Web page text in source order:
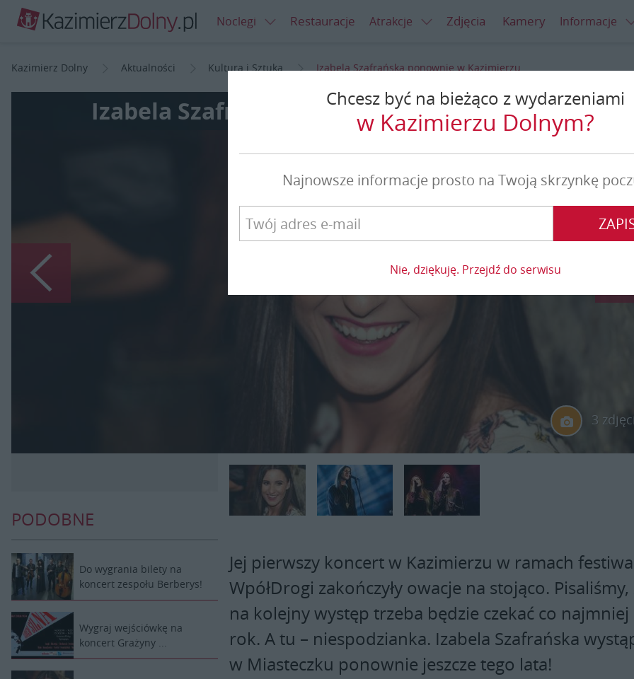
Noclegi Restauracje Atrakcje Zdjęcia Kamery Informacje
Kazimierz Dolny Aktualności Kultura i Sztuka Izabela Szafrańska ponownie w Kazimierzu
Izabela Szafrańska ponownie w Kazimierzu
3
Poprzedni
PODOBNE
Do wygrania bilety na
koncert zespołu Berberys!
Wygraj wejściówkę na
koncert Grażyny ...
Jej pierwszy koncert w Kazimierzu w ramach
WpółDrogi zakończyły owacje na stojąco. Pisaliśmy,
na kolejny występ trzeba będzie czekać co najmniej
rok. A tu – niespodzianka. Izabela Szafrańska
w Miasteczku ponownie jeszcze tego lata!
Chcesz być na bieżąco z wydarzeniami
w Kazimierzu Dolnym?
Najnowsze informacje prosto na Twoją skrzynkę
Nie, dziękuję. Przejdź do serwisu